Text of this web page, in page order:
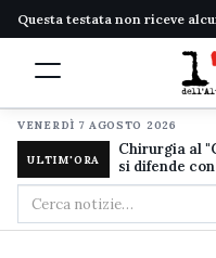
Questa testata non riceve
VENERDÌ 7 AGOSTO 2026
ULTIM'ORA
Chirurgia al
si difende
Cerca
nel